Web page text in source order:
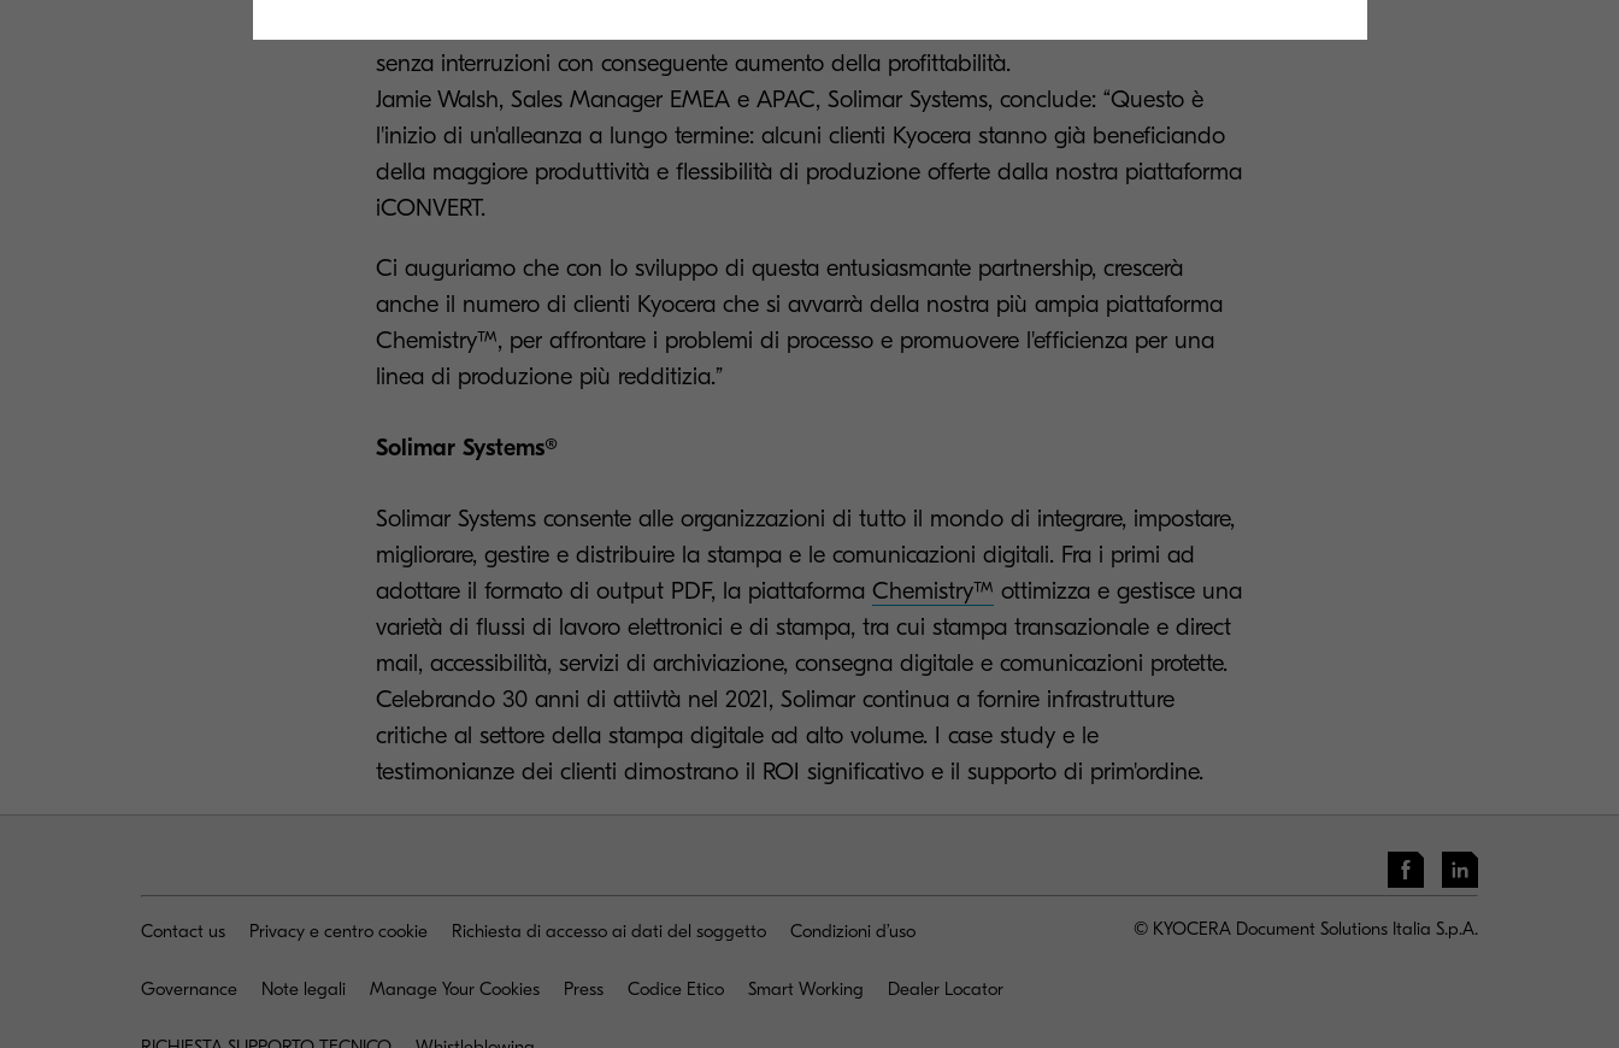
senza interruzioni con conseguente aumento della profittabilità.
Jamie Walsh, Sales Manager EMEA e APAC, Solimar Systems, conclude: “Questo è
l'inizio di un'alleanza a lungo termine: alcuni clienti Kyocera stanno già beneficiando
della maggiore produttività e flessibilità di produzione offerte dalla nostra piattaforma
iCONVERT.
Ci auguriamo che con lo sviluppo di questa entusiasmante partnership, crescerà
anche il numero di clienti Kyocera che si avvarrà della nostra più ampia piattaforma
Chemistry™, per affrontare i problemi di processo e promuovere l'efficienza per una
linea di produzione più redditizia.”
Solimar Systems®
Solimar Systems consente alle organizzazioni di tutto il mondo di integrare, impostare,
migliorare, gestire e distribuire la stampa e le comunicazioni digitali. Fra i primi ad
adottare il formato di output PDF, la piattaforma Chemistry™ ottimizza e gestisce una
varietà di flussi di lavoro elettronici e di stampa, tra cui stampa transazionale e direct
mail, accessibilità, servizi di archiviazione, consegna digitale e comunicazioni protette.
Celebrando 30 anni di attiivtà nel 2021, Solimar continua a fornire infrastrutture
critiche al settore della stampa digitale ad alto volume. I case study e le
testimonianze dei clienti dimostrano il ROI significativo e il supporto di prim'ordine.
Contact us Privacy e centro cookie Richiesta di accesso ai dati del soggetto Condizioni d’uso
Governance Note legali Manage Your Cookies Press Codice Etico Smart Working Dealer Locator
© KYOCERA Document Solutions Italia S.p.A.